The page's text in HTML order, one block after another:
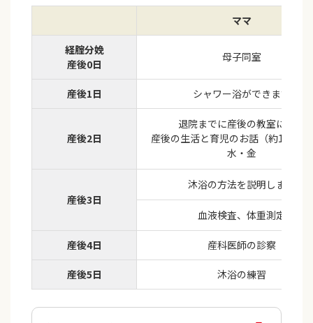
ママ
経腟分娩
産後0日
母子同室
産後1日 シャワー浴ができます
産後2日
退院までに産後の教室に参加
産後の生活と育児のお話（約1時間
水・金
産後3日
沐浴の方法を説明します
血液検査、体重測定
産後4日 産科医師の診察
産後5日 沐浴の練習